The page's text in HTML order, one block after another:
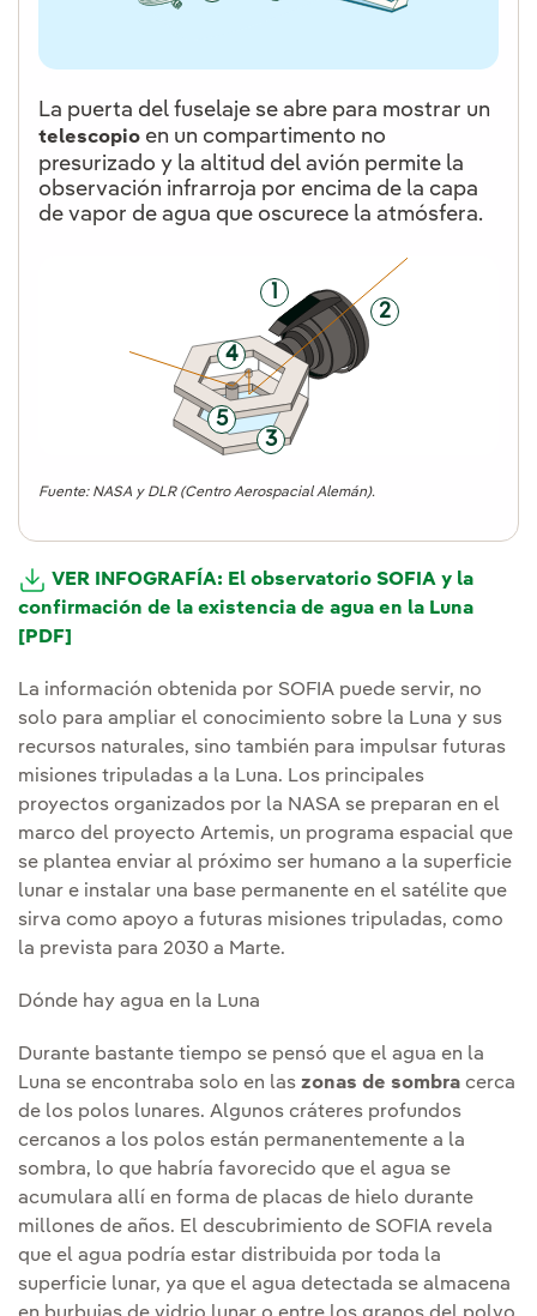
La puerta del fuselaje se abre para mostrar un
telescopio en un compartimento no
presurizado y la altitud del avión permite la
observación infrarroja por encima de la capa
de vapor de agua que oscurece la atmósfera.
1
2
3
4
5
Fuente: NASA y DLR (Centro Aerospacial Alemán).
VER INFOGRAFÍA: El observatorio SOFIA y la
confirmación de la existencia de agua en la Luna
[PDF]
La información obtenida por SOFIA puede servir, no
solo para ampliar el conocimiento sobre la Luna y sus
recursos naturales, sino también para impulsar futuras
misiones tripuladas a la Luna. Los principales
proyectos organizados por la NASA se preparan en el
marco del proyecto Artemis, un programa espacial que
se plantea enviar al próximo ser humano a la superficie
lunar e instalar una base permanente en el satélite que
sirva como apoyo a futuras misiones tripuladas, como
la prevista para 2030 a Marte.
Dónde hay agua en la Luna
Durante bastante tiempo se pensó que el agua en la
Luna se encontraba solo en las zonas de sombra cerca
de los polos lunares. Algunos cráteres profundos
cercanos a los polos están permanentemente a la
sombra, lo que habría favorecido que el agua se
acumulara allí en forma de placas de hielo durante
millones de años. El descubrimiento de SOFIA revela
que el agua podría estar distribuida por toda la
superficie lunar, ya que el agua detectada se almacena